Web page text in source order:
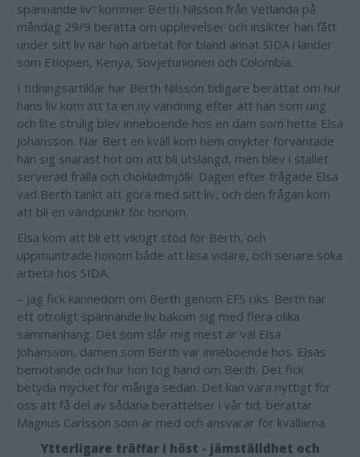
spännande liv” kommer Berth Nilsson från Vetlanda på
måndag 29/9 berätta om upplevelser och insikter han fått
under sitt liv när han arbetat för bland annat SIDA i länder
som Etiopien, Kenya, Sovjetunionen och Colombia.
I tidningsartiklar har Berth Nilsson tidigare berättat om hur
hans liv kom att ta en ny vändning efter att han som ung
och lite strulig blev inneboende hos en dam som hette Elsa
Johansson. När Bert en kväll kom hem onykter förväntade
han sig snarast hot om att bli utslängd, men blev i stället
serverad fralla och chokladmjölk. Dagen efter frågade Elsa
vad Berth tänkt att göra med sitt liv, och den frågan kom
att bli en vändpunkt för honom.
Elsa kom att bli ett viktigt stöd för Berth, och
uppmuntrade honom både att läsa vidare, och senare söka
arbeta hos SIDA.
– Jag fick kännedom om Berth genom EFS riks. Berth har
ett otroligt spännande liv bakom sig med flera olika
sammanhang. Det som slår mig mest är väl Elsa
Johansson, damen som Berth var inneboende hos. Elsas
bemötande och hur hon tog hand om Berth. Det fick
betyda mycket för många sedan. Det kan vara nyttigt för
oss att få del av sådana berättelser i vår tid, berättar
Magnus Carlsson som är med och ansvarar för kvällarna.
Ytterligare träffar i höst - jämställdhet och